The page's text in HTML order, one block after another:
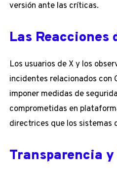
versión ante las críticas.
Las Reacciones
Los usuarios de X y los
incidentes relacionados con
imponer medidas de
comprometidas en
directrices que los sistemas
Transparencia